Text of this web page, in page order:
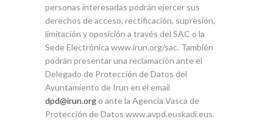
personas interesadas podrán ejercer sus
derechos de acceso, rectificación, supresión,
limitación y oposición a través del SAC o la
Sede Electrónica www.irun.org/sac. También
podrán presentar una reclamación ante el
Delegado de Protección de Datos del
Ayuntamiento de Irun en el email
dpd@irun.org o ante la Agencia Vasca de
Protección de Datos www.avpd.euskadi.eus.